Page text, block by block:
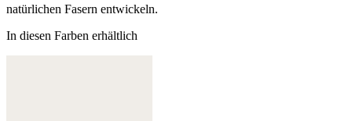
natürlichen Fasern entwickeln.
In diesen Farben erhältlich